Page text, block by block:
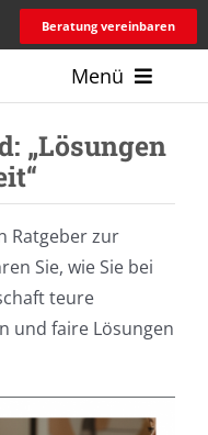
Beratung vereinbaren
Menü
„Lösungen
Ratgeber zur
Sie, wie Sie bei
teure
und faire Lösungen